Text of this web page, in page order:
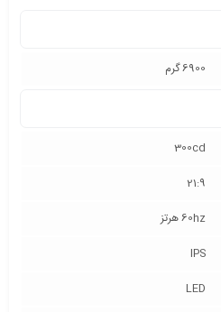
6900 گرم
300cd
21:9
60hz هرتز
IPS
LED